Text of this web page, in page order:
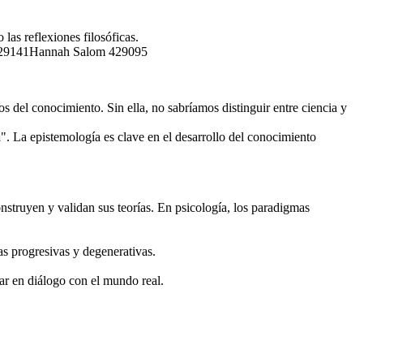
las reflexiones filosóficas.
Salom 429095
del conocimiento. Sin ella, no sabríamos distinguir entre ciencia y
La epistemología es clave en el desarrollo del conocimiento
y validan sus teorías. En psicología, los paradigmas
progresivas y degenerativas.
en diálogo con el mundo real.